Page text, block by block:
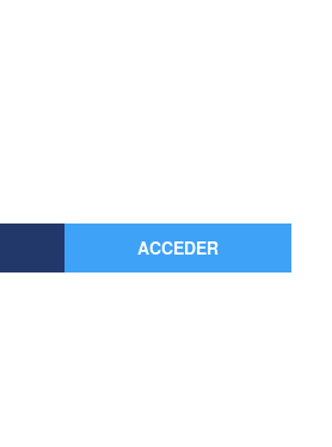
ACCEDER